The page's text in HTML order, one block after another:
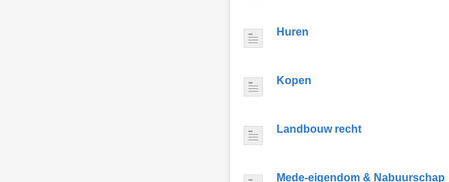
Huren
Kopen
Landbouw recht
Mede-eigendom & Nabuurschap